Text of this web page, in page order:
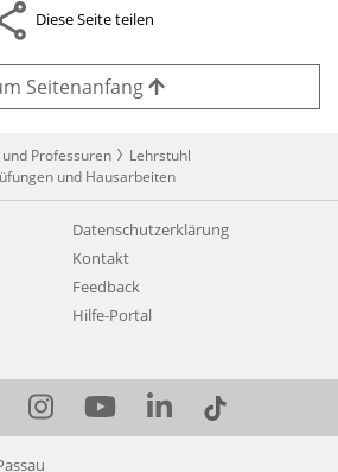
Diese Seite teilen
Seitenanfang
Professuren
Lehrstuhl
und Hausarbeiten
Datenschutzerklärung
Kontakt
Feedback
Hilfe-Portal
InstagramYouTube
LinkedIn